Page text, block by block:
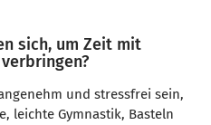
sich, um Zeit mit
und stressfrei sein,
leichte Gymnastik, Basteln